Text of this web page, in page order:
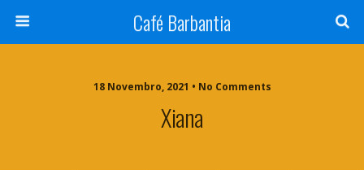
Café Barbantia
18 Novembro, 2021 • No Comments
Xiana